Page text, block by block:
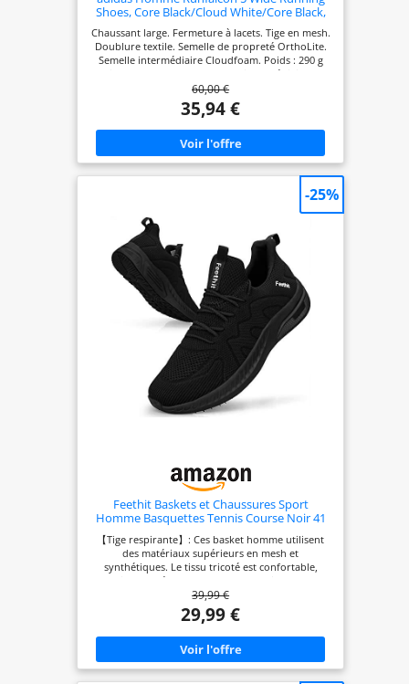
Shoes, Core Black/Cloud White/Core Black,
45 1/3 EU
Chaussant large. Fermeture à lacets. Tige en mesh.
Doublure textile. Semelle de propreté OrthoLite.
Semelle intermédiaire Cloudfoam. Poids : 290 g
(pointure 42 2/3). Drop semelle intermédiaire : 10
mm (talon 33 mm / avant-pied 23 mm). Semelle
extérieure Adiwear.
60,00 €
35,94 €
Feethit Baskets et Chaussures Sport
Homme Basquettes Tennis Course Noir 41
【Tige respirante】: Ces basket homme utilisent
des matériaux supérieurs en mesh et
synthétiques. Le tissu tricoté est confortable,
respirant et léger pour garder vos pieds au sec
pendant l'exercice. 【 Intérieur confortable 】 :
l'intérieur des chaussures homme est fabriqué en
textile et en coton respirant hautement élastique.
Amorti et absorption des chocs accrus, offrant un
confort même en position debout et en marchant
pendant une longue période. 【Antidérapant et
antichoc】: Ces chaussures de sport pour hommes
39,99 €
29,99 €
-25%